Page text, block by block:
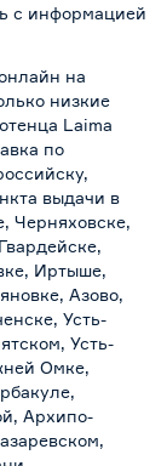
с информацией
на
низкие
Laima
по
выдачи в
Черняховске,
Иртыше,
Азово,
Усть-
Усть-
Омке,
Архипо-